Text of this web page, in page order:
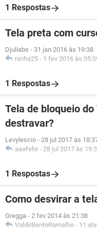
1 Respostas
Tela preta com
Djuliabs - 31 jan 2016 às 19:38
ninha25 - 1 fev 2016 às
1 Respostas
Tela de bloqueio
destravar?
Levylescio - 28 jul 2017 às
aaafelix - 28 jul 2017 às
1 Respostas
Como desvirar a
Gregga - 2 fev 2014 às 21:38
ValdirBentoRamalho - 11